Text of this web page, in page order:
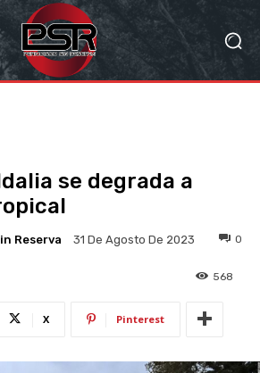
se degrada a
Reserva 31 De Agosto De 2023 0
568
X Pinterest